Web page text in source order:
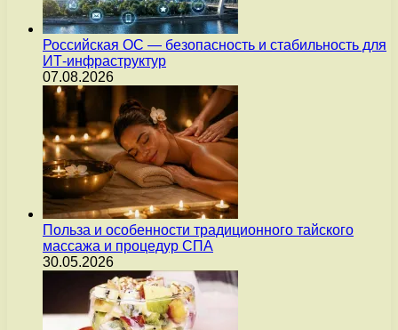
Российская ОС — безопасность и стабильность для
ИТ-инфраструктур
07.08.2026
Польза и особенности традиционного тайского
массажа и процедур СПА
30.05.2026